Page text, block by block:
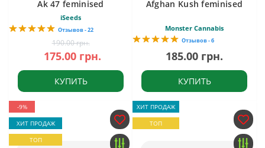
Ak 47 feminised
iSeeds
Отзывов - 22
190.00 грн.
175.00 грн.
КУПИТЬ
Afghan Kush feminised
Monster Cannabis
Отзывов - 6
185.00 грн.
КУПИТЬ
-9%
ХИТ ПРОДАЖ
ТОП
ХИТ ПРОДАЖ
ТОП